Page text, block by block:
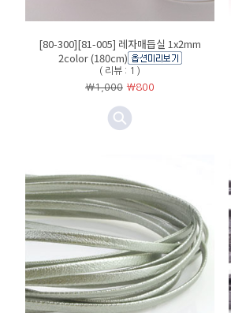
[80-300][81-005] 레자매듭실 1x2mm
2color (180cm)
( 리뷰 : 1 )
￦1,000 ￦800